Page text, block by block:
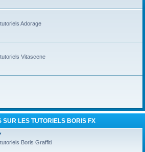
Adorage
Vitascene
SUR LES TUTORIELS BORIS FX
Boris Graffiti